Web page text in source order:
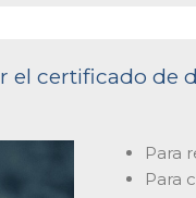
el certificado de
Para
Para